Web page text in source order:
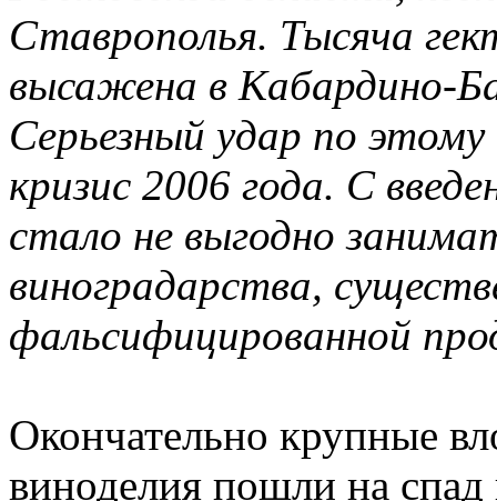
Ставрополья. Тысяча
высажена в Кабардино-
Серьезный удар по
кризис 2006 года. С
стало не выгодно
виноградарства,
фальсифицированной
Окончательно крупные
виноделия пошли на спад